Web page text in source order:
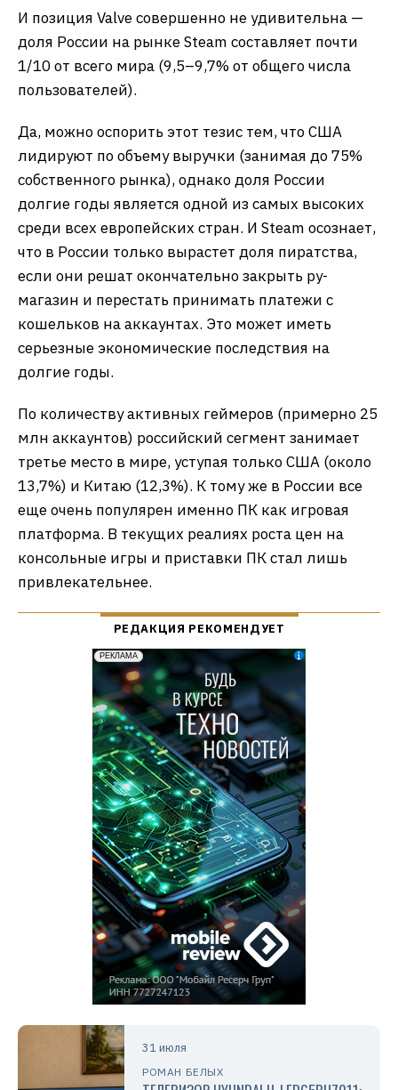
И позиция Valve совершенно не удивительна —
доля России на рынке Steam составляет почти
1/10 от всего мира (9,5–9,7% от общего числа
пользователей).
Да, можно оспорить этот тезис тем, что США
лидируют по объему выручки (занимая до 75%
собственного рынка), однако доля России
долгие годы является одной из самых высоких
среди всех европейских стран. И Steam осознает,
что в России только вырастет доля пиратства,
если они решат окончательно закрыть ру-
магазин и перестать принимать платежи с
кошельков на аккаунтах. Это может иметь
серьезные экономические последствия на
долгие годы.
По количеству активных геймеров (примерно 25
млн аккаунтов) российский сегмент занимает
третье место в мире, уступая только США (около
13,7%) и Китаю (12,3%). К тому же в России все
еще очень популярен именно ПК как игровая
платформа. В текущих реалиях роста цен на
консольные игры и приставки ПК стал лишь
привлекательнее.
31 июля
РОМАН БЕЛЫХ